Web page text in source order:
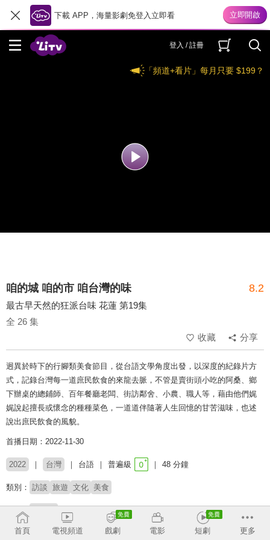
下載 APP，海量影劇免登入立即看
登入 / 註冊
「頻道+看片」每月只要 $199？
咱的城 咱的市 咱台灣的味 8.2
最古早天然的狂派台味 花蓮 第19集
全 26 集
收藏
分享
迥異於時下的行腳類美食節目，從台語文學角度出發，以深度的紀錄片方
式，記錄台灣每一道庶民飲食的來龍去脈，不管是賣街頭小吃的阿桑、鄉
下辦桌的總鋪師、百年餐廳老闆、街訪鄰舍、小農、職人等，藉由他們娓
娓說起擅長或懷念的種種菜色，一道道伴隨著人生回憶的甘苦滋味，也述
說出庶民飲食的風貌。
首播日期：2022-11-30
2022 台灣 台語 普遍級 48 分鐘
類別： 訪談 旅遊 文化 美食
主持：
# 美食探索
首頁 電視頻道 戲劇 電影 短劇 更多